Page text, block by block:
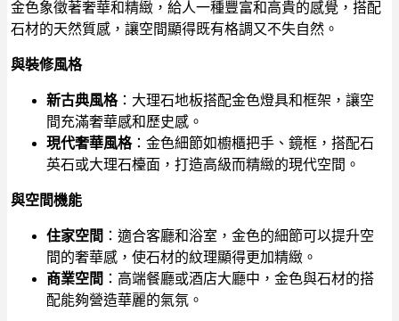
金色象徵著奢華和精緻，給人一種豐富和高貴的感覺，搭配
石材的天然質感，讓空間顯得既有格調又不失自然。
與裝修風格
新古典風格：大理石地板搭配金色燈具和框架，讓空
間充滿奢華感和歷史感。
現代奢華風格：金色細節如櫥櫃把手、鏡框，搭配石
英石或大理石檯面，打造高級而精緻的現代空間。
與空間機能
住家空間 ：適合客廳和浴室，金色的細節可以提升空
間的奢華感，使石材的紋理顯得更加精緻。
商業空間 ：高端餐廳或酒店大廳中，金色與石材的搭
配能夠營造華麗的氣氛。